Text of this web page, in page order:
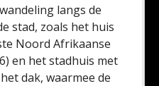
langs de
stad, zoals het huis
Noord Afrikaanse
en het stadhuis met
dak, waarmee de